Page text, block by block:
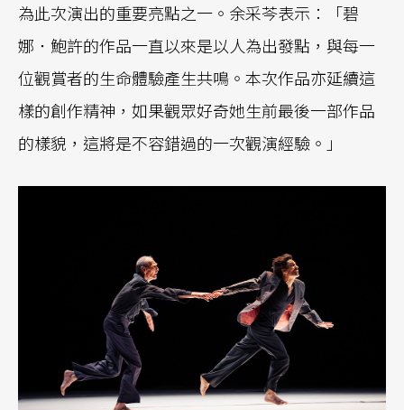
為此次演出的重要亮點之一。余采芩表示：「碧
娜．鮑許的作品一直以來是以人為出發點，與每一
位觀賞者的生命體驗產生共鳴。本次作品亦延續這
樣的創作精神，如果觀眾好奇她生前最後一部作品
的樣貌，這將是不容錯過的一次觀演經驗。」